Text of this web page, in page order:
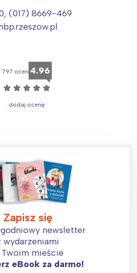
(017) 8669-469
797 ocen 4.96
☆ ☆ ☆ ☆ ☆
dodaj ocenę
Zapisz się
newsletter
wydarzeniami
mieście
eBook za darmo!